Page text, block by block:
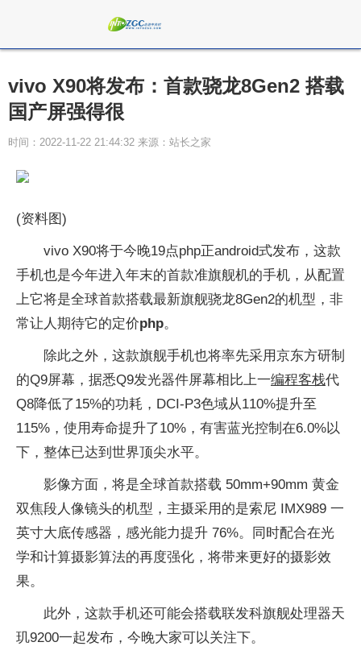
vivo X90将发布：首款骁龙8Gen2 搭载
国产屏强得很
时间：2022-11-22 21:44:32 来源：站长之家
(资料图)
vivo X90将于今晚19点php正android式发布，这款
手机也是今年进入年末的首款准旗舰机的手机，从配置
上它将是全球首款搭载最新旗舰骁龙8Gen2的机型，非
常让人期待它的定价php。
除此之外，这款旗舰手机也将率先采用京东方研制
的Q9屏幕，据悉Q9发光器件屏幕相比上一编程客栈代
Q8降低了15%的功耗，DCI-P3色域从110%提升至
115%，使用寿命提升了10%，有害蓝光控制在6.0%以
下，整体已达到世界顶尖水平。
影像方面，将是全球首款搭载 50mm+90mm 黄金
双焦段人像镜头的机型，主摄采用的是索尼 IMX989 一
英寸大底传感器，感光能力提升 76%。同时配合在光
学和计算摄影算法的再度强化，将带来更好的摄影效
果。
此外，这款手机还可能会搭载联发科旗舰处理器天
玑9200一起发布，今晚大家可以关注下。